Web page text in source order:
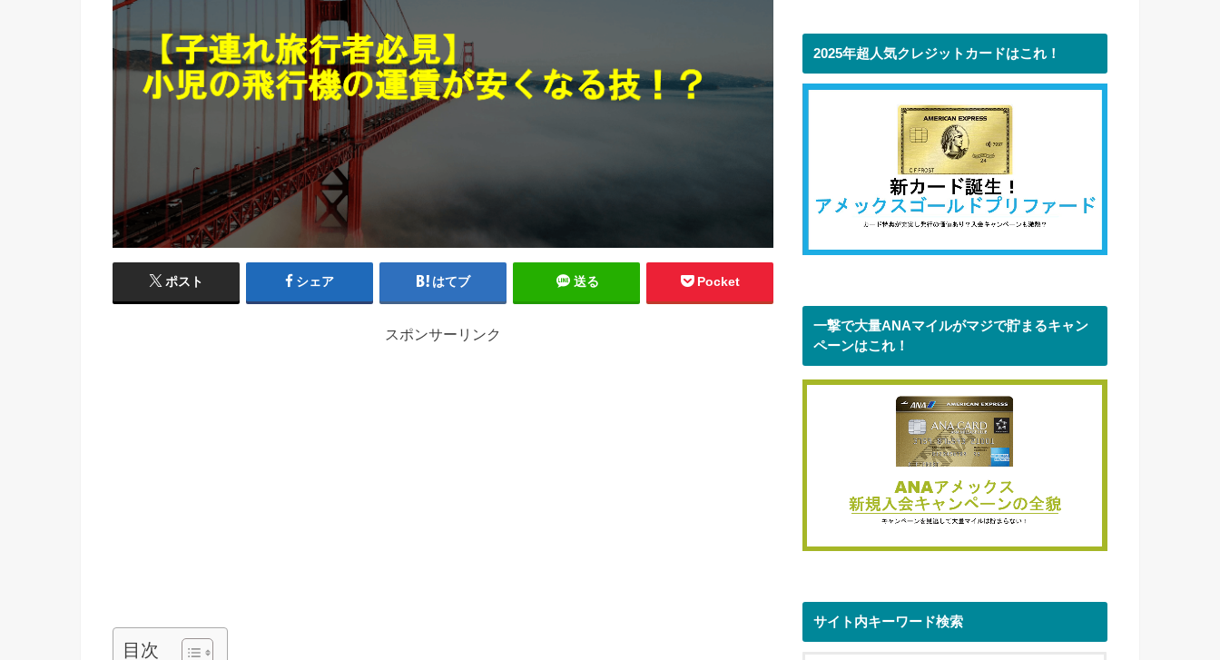
ポスト シェア はてブ 送る Pocket
スポンサーリンク
目次
2025年超人気クレジットカードはこれ！
一撃で大量ANAマイルがマジで貯まるキャン
ペーンはこれ！
サイト内キーワード検索